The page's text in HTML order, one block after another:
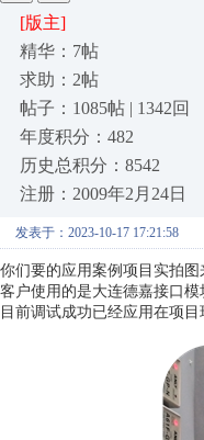
[版主]
精华：7帖
求助：2帖
帖子：1085帖 | 1342回
年度积分：482
历史总积分：8542
注册：2009年2月24日
发表于：2023-10-17 17:21:58
你们要的应用案例项目实拍图
客户使用的是大连德嘉接口
目前调试成功已经应用在项目